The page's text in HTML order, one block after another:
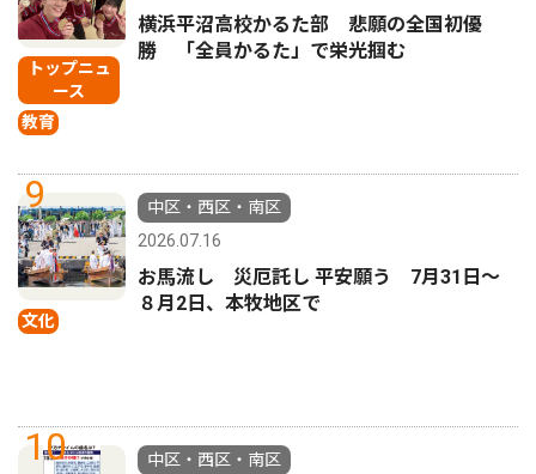
トップニュ
ース
教育
横浜平沼高校かるた部 悲願の全国初優
勝 「全員かるた」で栄光掴む
9
文化
中区・西区・南区
2026.07.16
お馬流し 災厄託し 平安願う 7月31日〜
８月2日、本牧地区で
10 中区・西区・南区